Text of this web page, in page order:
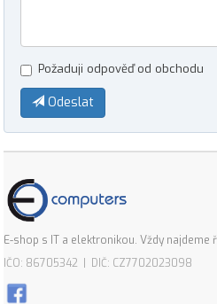
Požaduji odpověď od obchodu
Odeslat
E-shop s IT a elektronikou. Vždy najdeme
IČO: 86705342 | DIČ: CZ7702023098